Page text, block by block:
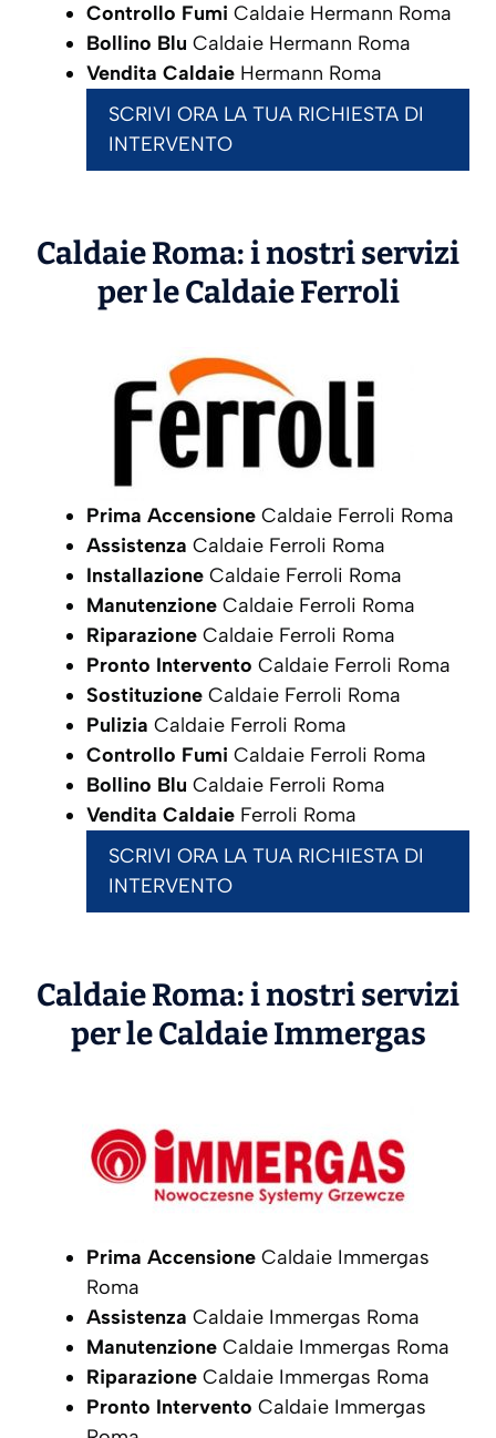
Controllo Fumi Caldaie Hermann Roma
Bollino Blu Caldaie Hermann Roma
Vendita Caldaie Hermann Roma
SCRIVI ORA LA TUA RICHIESTA DI
INTERVENTO
Caldaie Roma: i nostri servizi
per le CaldaieFerroli
Prima Accensione Caldaie Ferroli Roma
Assistenza Caldaie Ferroli Roma
Installazione Caldaie Ferroli Roma
Manutenzione Caldaie Ferroli Roma
Riparazione Caldaie Ferroli Roma
Pronto Intervento Caldaie Ferroli Roma
Sostituzione Caldaie Ferroli Roma
Pulizia Caldaie Ferroli Roma
Controllo Fumi Caldaie Ferroli Roma
Bollino Blu Caldaie Ferroli Roma
Vendita Caldaie Ferroli Roma
SCRIVI ORA LA TUA RICHIESTA DI
INTERVENTO
Caldaie Roma: i nostri servizi
per le CaldaieImmergas
Prima Accensione Caldaie Immergas
Roma
Assistenza Caldaie Immergas Roma
Manutenzione Caldaie Immergas Roma
Riparazione Caldaie Immergas Roma
Pronto Intervento Caldaie Immergas